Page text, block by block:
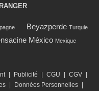
Beyazperde Turquie
México Mexique
Publicité CGU CGV
Données Personnelles